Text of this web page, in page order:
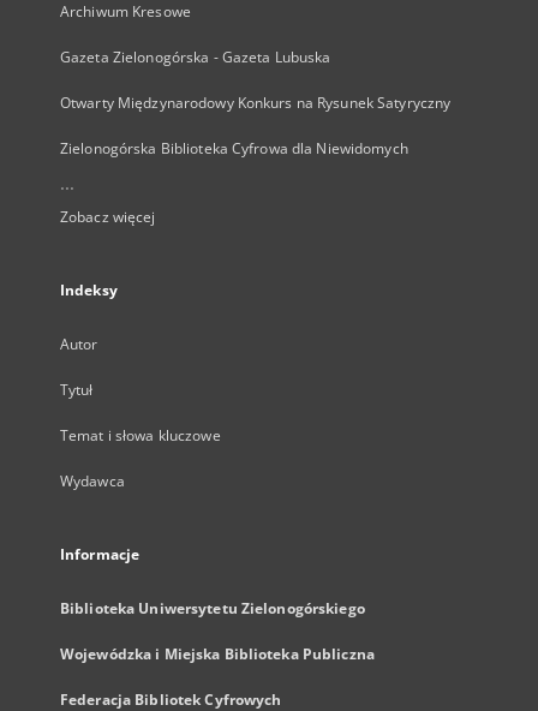
Archiwum Kresowe
Gazeta Zielonogórska - Gazeta Lubuska
Otwarty Międzynarodowy Konkurs na Rysunek Satyryczny
Zielonogórska Biblioteka Cyfrowa dla Niewidomych
...
Zobacz więcej
Indeksy
Autor
Tytuł
Temat i słowa kluczowe
Wydawca
Informacje
Biblioteka Uniwersytetu Zielonogórskiego
Wojewódzka i Miejska Biblioteka Publiczna
Federacja Bibliotek Cyfrowych